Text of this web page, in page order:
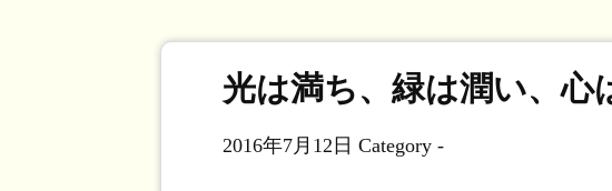
光は満ち、緑は潤い、心
2016年7月12日 Category -